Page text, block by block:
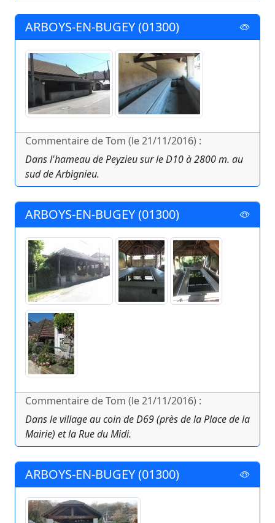
ARBOYS-EN-BUGEY (01300)
Commentaire de Tom (le 21/11/2016) :
Dans l'hameau de Peyzieu sur le D10 à 2800 m. au
sud de Arbignieu.
ARBOYS-EN-BUGEY (01300)
Commentaire de Tom (le 21/11/2016) :
Dans le village au coin de D69 (près de la Place de la
Mairie) et la Rue du Midi.
ARBOYS-EN-BUGEY (01300)